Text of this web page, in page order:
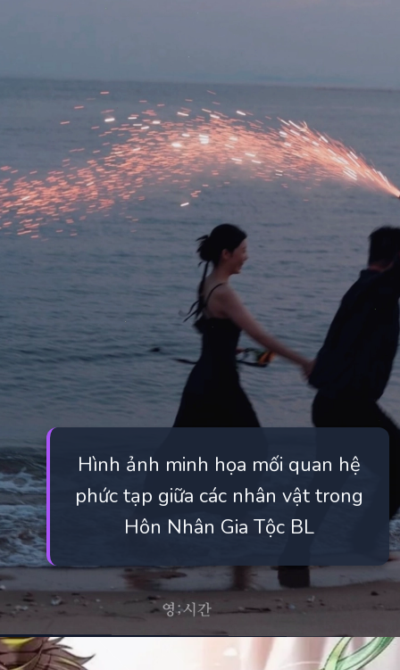
Hình ảnh minh họa mối quan hệ
phức tạp giữa các nhân vật trong
Hôn Nhân Gia Tộc BL
Đang mở https://manhua.edu.vn/hon-nhan-gia-toc-bl